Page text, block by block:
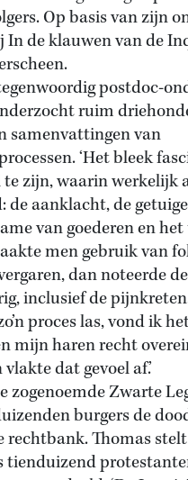
Op basis van zijn
In de klauwen van de
postdoc-
ruim
samenvattingen van
‘Het bleek
zijn, waarin werkelijk
de aanklacht, de
van goederen en
men gebruik van
dan noteerde
inclusief de
proces las, vond ik
mijn haren recht
dat gevoel af.’
zogenoemde Zwarte
burgers de
rechtbank. Thomas
tienduizend